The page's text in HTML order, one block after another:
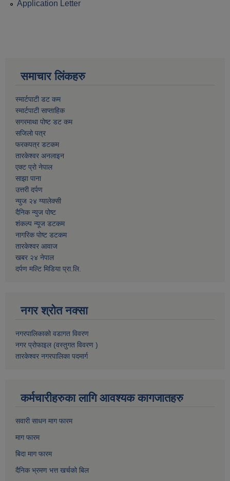
Application Letter
समाचार लिंकहरु
स्मार्टपाटी डट कम
स्मार्टपाटी साप्ताहिक
सगरमाथा पोष्ट डट कम
सजिलो पत्र
फरकपत्र डटकम
तारकेश्वर अनलाइन
एक्ट प्रो नेपाल
साझा पाना
उत्तरी दर्पण
न्युज २४ ग्यालेक्सी
दैनिक न्युज पोष्ट
शंकल्प न्यूज डटकम
नागरिक पोष्ट डटकम
तारकेश्वर आवाज
खबर २४ नेपाल
दर्पण मल्टि मिडिया प्रा.लि.
नगर श्रोत नक्सा
नगरपालिकाको वडागत विवरण
नगर प्रोफाइल (वस्तुगत विवरण )
तारकेश्वर नगरपालिका पदमार्ग
कर्मचारीहरुका लागि आवश्यक कागजातहरु
सवारी साधन माग फारम
माग फारम
बिदा माग फारम
दैनिक भ्रमण भत्त खर्चको बिल